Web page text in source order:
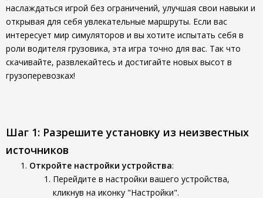
наслаждаться игрой без ограничений, улучшая свои навыки и
открывая для себя увлекательные маршруты. Если вас
интересует мир симуляторов и вы хотите испытать себя в
роли водителя грузовика, эта игра точно для вас. Так что
скачивайте, развлекайтесь и достигайте новых высот в
грузоперевозках!
Шаг 1: Разрешите установку из неизвестных
источников
Откройте настройки устройства:
Перейдите в настройки вашего устройства,
кликнув на иконку "Настройки".